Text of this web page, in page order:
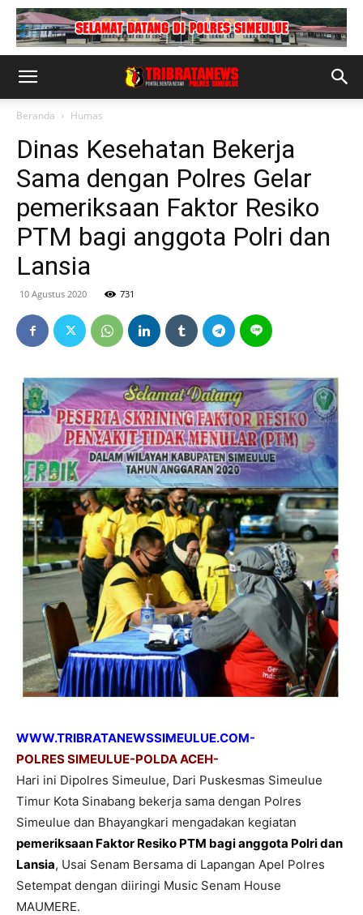
Beranda Humas
Dinas Kesehatan Bekerja
Sama dengan Polres Gelar
pemeriksaan Faktor Resiko
PTM bagi anggota Polri dan
Lansia
10 Agustus 2020 731
WWW.TRIBRATANEWSSIMEULUE.COM-
POLRES SIMEULUE-POLDA ACEH-
Hari ini Dipolres Simeulue, Dari Puskesmas Simeulue
Timur Kota Sinabang bekerja sama dengan Polres
Simeulue dan Bhayangkari mengadakan kegiatan
pemeriksaan Faktor Resiko PTM bagi anggota Polri dan
Lansia, Usai Senam Bersama di Lapangan Apel Polres
Setempat dengan diiringi Music Senam House
MAUMERE.